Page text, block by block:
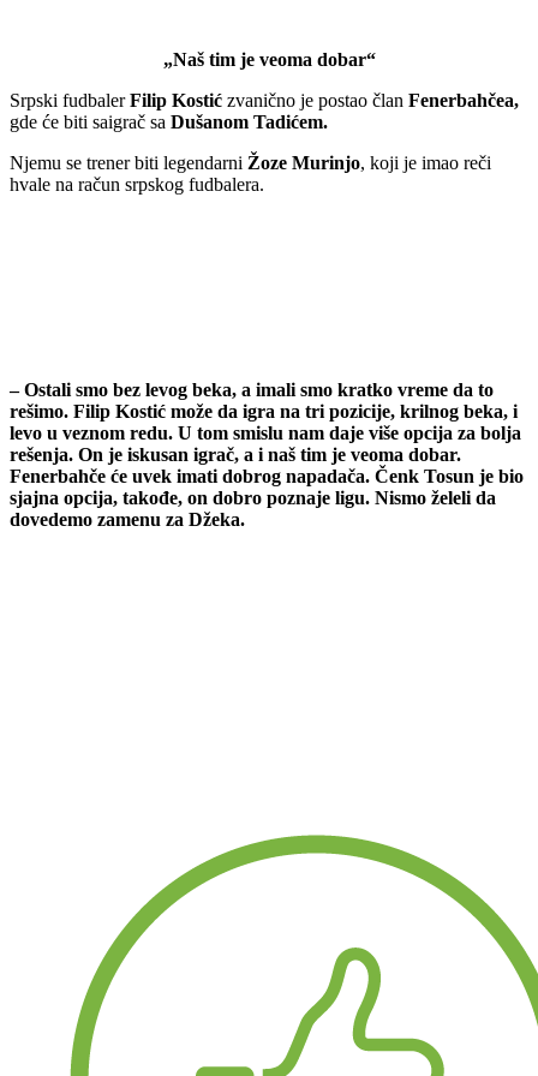
„Naš tim je veoma dobar“
Srpski fudbalerFilip Kostić zvanično je postao član Fenerbahčea,
gde će biti saigrač sa Dušanom Tadićem.
Njemu se trener biti legendarni Žoze Murinjo, koji je imao reči
hvale na račun srpskog fudbalera.
– Ostali smo bez levog beka, a imali smo kratko vreme da to
rešimo. Filip Kostić može da igra na tri pozicije, krilnog beka, i
levo u veznom redu. U tom smislu nam daje više opcija za bolja
rešenja. On je iskusan igrač, a i naš tim je veoma dobar.
Fenerbahče će uvek imati dobrog napadača. Čenk Tosun je bio
sjajna opcija, takođe, on dobro poznaje ligu. Nismo želeli da
dovedemo zamenu za Džeka.